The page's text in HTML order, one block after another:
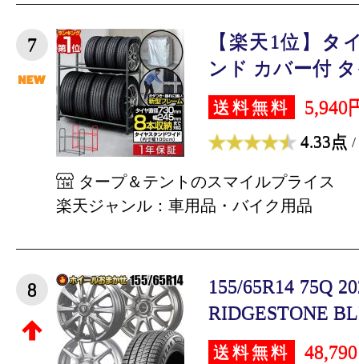
7
【楽天1位】タ
ンド カバー付
送料無料 5,940
4.33点 /
タープ＆テントのスマイルプライス
楽天ジャンル：車用品・バイク用品
8
155/65R14 75Q
RIDGESTONE
送料無料